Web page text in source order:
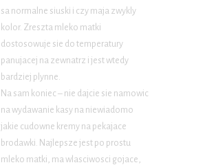
sa normalne siuski i czy maja zwykly
kolor. Zreszta mleko matki
dostosowuje sie do temperatury
panujacej na zewnatrz i jest wtedy
bardziej plynne.
Na sam koniec – nie dajcie sie namowic
na wydawanie kasy na niewiadomo
jakie cudowne kremy na pekajace
brodawki. Najlepsze jest po prostu
mleko matki, ma wlasciwosci gojace,